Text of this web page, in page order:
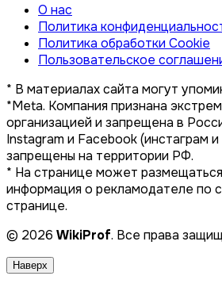
О нас
Политика
Политика обработки Cookie
Пользовательское
* В материалах сайта могут
*Meta. Компания признана
организацией и запрещена в
Instagram и Facebook (инстаграм
запрещены на территории РФ.
* На странице может
информация о рекламодателе по
странице.
© 2026 WikiProf. Все права
Наверх